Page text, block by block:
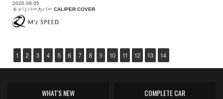
2020.09.05
キャリパーカバー CALIPER COVER
1 2 3 4 5 6 7 8 9 10 11 12 13 14
WHAT'S NEW COMPLETE CAR